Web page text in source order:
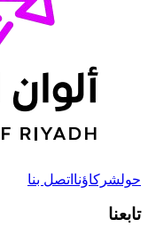
حولشركاؤنا اتصل بنا
تابعنا